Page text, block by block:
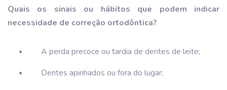
Quais os sinais ou hábitos que podem indicar
necessidade de correção ortodôntica?
A perda precoce ou tardia de dentes de leite;
Dentes apinhados ou fora do lugar;